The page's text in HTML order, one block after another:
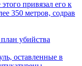
привязал его к
350 метров, содрав
убийства
оставленные в